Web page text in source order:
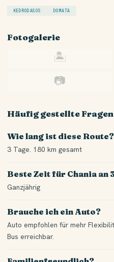
KEDRODASOS DOMATA
Fotogalerie
🏝
📷
Häufig gestellte Fragen
Wie lang ist diese Route?
3 Tage. 180 km gesamt
Beste Zeit für Chania an
Ganzjährig
Brauche ich ein Auto?
Auto empfohlen für mehr
Bus erreichbar.